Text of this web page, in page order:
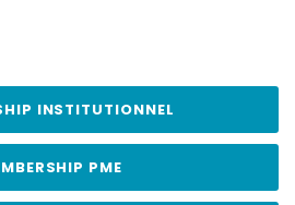
INSTITUTIONNEL
PME